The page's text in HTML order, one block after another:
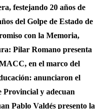
festejando 20 años de
del Golpe de Estado de
con la Memoria,
Pilar Romano presenta
en el marco del
anunciaron el
Provincial y adecuan
Pablo Valdés presento la